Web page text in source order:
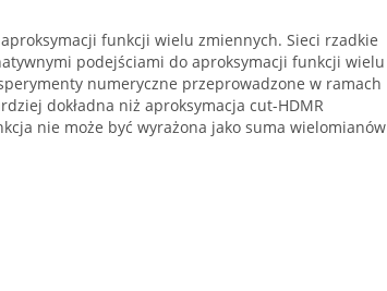
funkcji wielu zmiennych. Sieci rzadkie
podejściami do aproksymacji funkcji wielu
numeryczne przeprowadzone w ramach
dokładna niż aproksymacja cut-HDMR
nie może być wyrażona jako suma wielomianów